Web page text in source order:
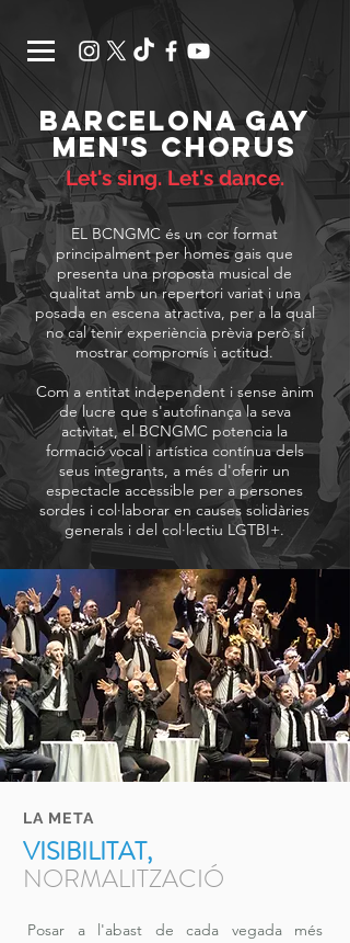
Barcelona Gay
men's chorus
Let's sing. Let's dance.
EL BCNGMC és un cor format
principalment per homes gais que
presenta una proposta musical de
qualitat amb un repertori variat i una
posada en escena atractiva, per a la qual
no cal tenir experiència prèvia però sí
mostrar compromís i actitud.
Com a entitat independent i sense ànim
de lucre que s'autofinança la seva
activitat, el BCNGMC potencia la
formació vocal i artística contínua dels
seus integrants, a més d'oferir un
espectacle accessible per a persones
sordes i col·laborar en causes solidàries
generals i del col·lectiu LGTBI+.
LA META
VISIBILITAT,
NORMALITZACIÓ
Posar a l'abast de cada vegada més